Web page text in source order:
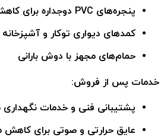
پنجره‌های PVC دوجداره
برای
کمدهای دیواری توکار و
حمام‌های مجهز با دوش بارانی
خدمات پس از فروش:
پشتیبانی فنی و خدمات نگهداری
عایق حرارتی و صوتی برای